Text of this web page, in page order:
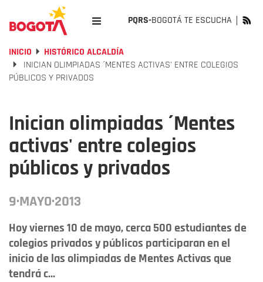
PQRS-BOGOTÁ TE ESCUCHA
INICIO
HISTÓRICO ALCALDÍA
INICIAN OLIMPIADAS ´MENTES ACTIVAS' ENTRE COLEGIOS
PÚBLICOS Y PRIVADOS
Inician olimpiadas ´Mentes
activas' entre colegios
públicos y privados
9·MAYO·2013
Hoy viernes 10 de mayo, cerca 500 estudiantes de
colegios privados y públicos participaran en el
inicio de las olimpiadas de Mentes Activas que
tendrá c...